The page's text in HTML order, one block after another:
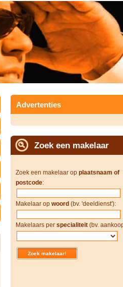
Advertenties
Zoek een makelaar
Zoek een makelaar op plaatsnaam of
postcode:
Makelaar op woord (bv. 'deeldienst'):
Makelaars per specialiteit (bv.